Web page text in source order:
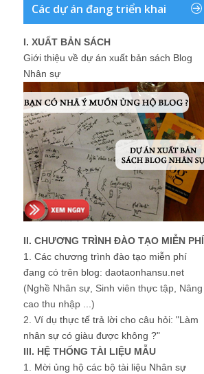
Các dự án đang triển khai
I. XUẤT BẢN SÁCH
Giới thiệu về dự án xuất bản sách Blog
Nhân sự
II. CHƯƠNG TRÌNH ĐÀO TẠO MIỄN PHÍ
1. Các chương trình đào tạo miễn phí
đang có trên blog: daotaonhansu.net
(Nghề Nhân sự, Sinh viên thực tập, Nâng
cao thu nhập ...)
2. Ví dụ thực tế trả lời cho câu hỏi: "Làm
nhân sự có giàu được không ?"
III. HỆ THỐNG TÀI LIỆU MẪU
1. Mời ủng hộ các bộ tài liệu Nhân sự